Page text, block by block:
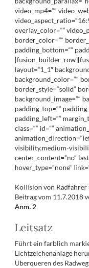
video_mp4=““
overlay_color=““
border_color=““
padding_bottom=““
layout=“1_1″
background_color=““
border_style=“solid“
background_image=““
padding_top=““
padding_left=““
class=““ id=““
visibility,medium-
center_content=“no“
hover_type=“none“
Kollision von Radfahrer
Beitrag vom 11.7.2018
Anm. 2
Leitsatz
Führt ein farblich
Lichtzeichenanlage
Überqueren des